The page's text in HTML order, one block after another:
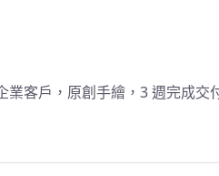
業客戶，原創手繪，3 週完成交